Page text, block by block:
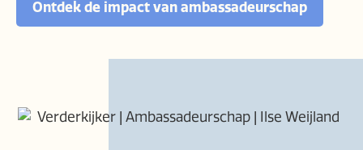
Ontdek de impact van ambassadeurschap